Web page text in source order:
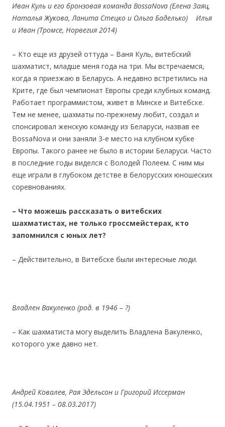
Иван Куль и его бронзовая команда BossaNova (Елена Заяц,
Наталья Жукова, Ланита Стецко и Ольга Баделько) Илья
и Иван (Тромсе, Норвегия 2014)
– Кто еще из друзей оттуда – Ваня Куль, витебский
шахматист, младше меня года на три. Мы встречаемся,
когда я приезжаю в Беларусь. А недавно встретились на
Крите, где был чемпионат Европы среди клубных команд.
Работает программистом, живет в Минске и Витебске.
Тем не менее, шахматы по-прежнему любит, создал и
спонсировал женскую команду из Беларуси, назвав ее
BossaNova и они заняли 3-е место на клубном кубке
Европы. Такого ранее не было в истории Беларуси. Часто
в последние годы виделся с Володей Полеем. С ним мы
еще играли в глубоком детстве в белорусских юношеских
соревнованиях.
– Что можешь рассказать о витебских
шахматистах, не только гроссмейстерах, кто
запомнился с юных лет?
– Действительно, в Витебске были интересные люди.
Владлен Вакуленко (род. в 1946 – ?)
– Как шахматиста могу выделить Владлена Вакуленко,
которого уже давно нет.
Андрей Ковалев, Рая Эдельсон и Григорий Иссерман
(15.04.1951 – 08.03.2017)